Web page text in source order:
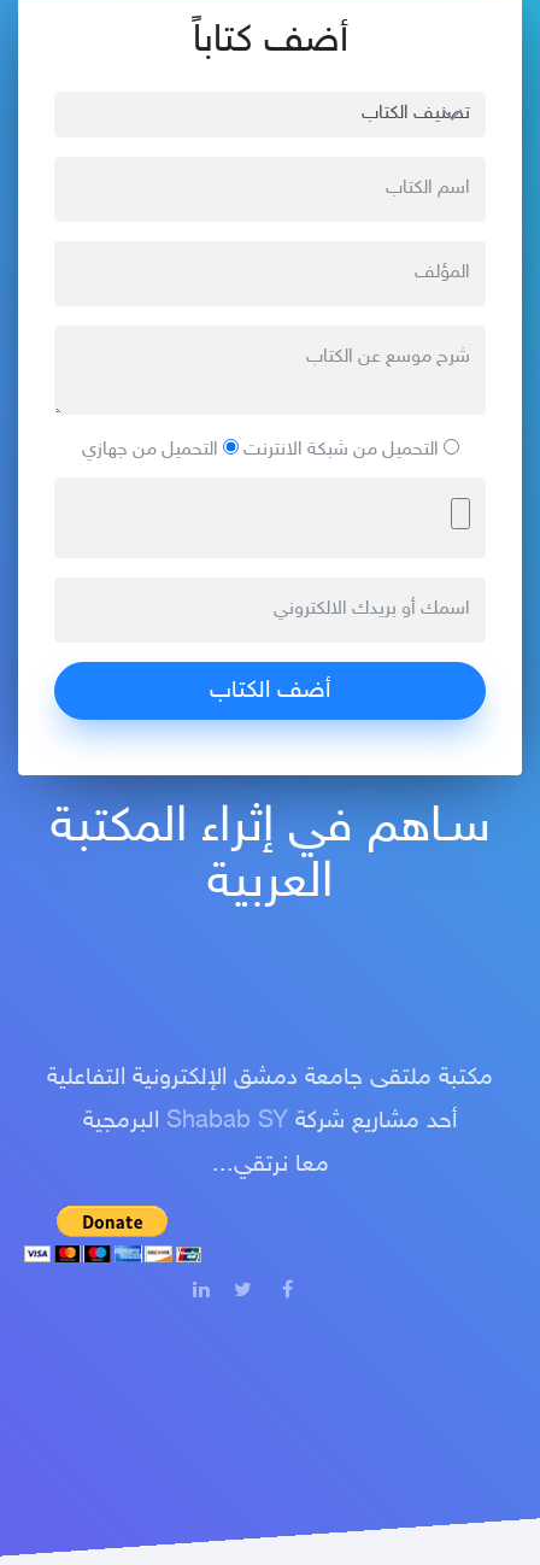
أضف كتاباً
التحميل من شبكة الانترنت التحميل من جهازي
سـاهم في إثراء المكتبة
العربية
مكتبة ملتقى جامعة دمشق الإلكترونية التفاعلية
أحد مشاريع شركة Shabab SY البرمجية
معا نرتقي...